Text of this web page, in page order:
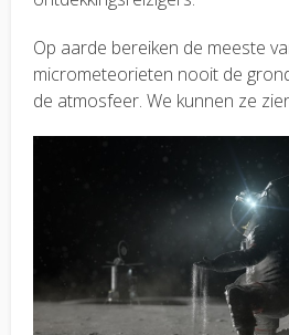
Op aarde bereiken de meeste
micrometeorieten nooit de
de atmosfeer. We kunnen ze